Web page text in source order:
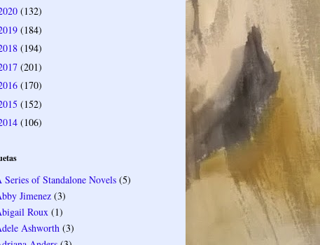
(132)
(184)
(194)
(201)
(170)
(152)
(106)
Series of Standalone Novels (5)
Jimenez (3)
Roux (1)
Ashworth (3)